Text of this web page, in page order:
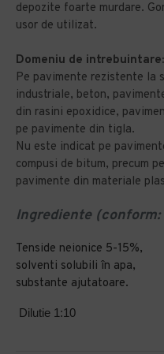
depozite foarte murdare.
usor de utilizat.
Domeniu de intrebuintare:
Pe pavimente rezistente la
industriale, beton,
din rasini epoxidice,
pe pavimente din tigla.
Nu este indicat pe
compusi de bitum, precum pe
pavimente din materiale
Ingrediente
Tenside neionice 5-15%,
solventi solubili în apa,
substante ajutatoare.
Dilutie 1:10